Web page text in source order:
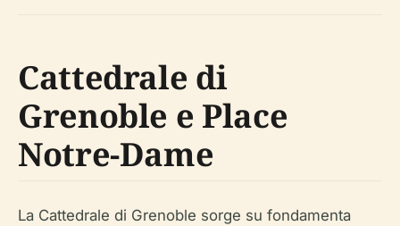
Cattedrale di
Grenoble e Place
Notre-Dame
La Cattedrale di Grenoble sorge su fondamenta